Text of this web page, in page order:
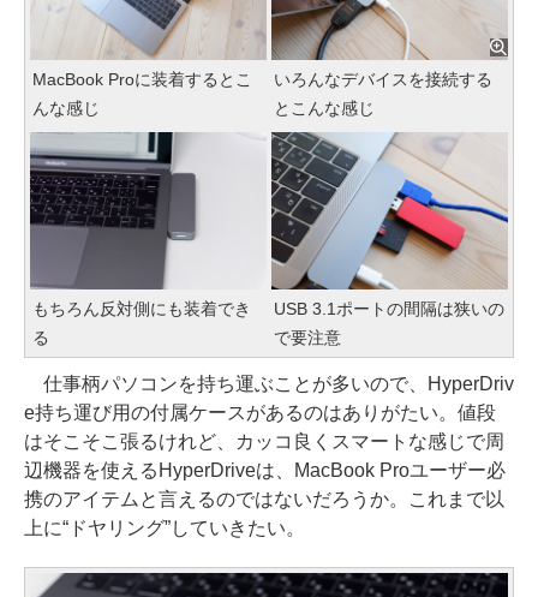
MacBook Proに装着するとこ
んな感じ
いろんなデバイスを接続する
とこんな感じ
もちろん反対側にも装着でき
る
USB 3.1ポートの間隔は狭いの
で要注意
仕事柄パソコンを持ち運ぶことが多いので、HyperDriv
e持ち運び用の付属ケースがあるのはありがたい。値段
はそこそこ張るけれど、カッコ良くスマートな感じで周
辺機器を使えるHyperDriveは、MacBook Proユーザー必
携のアイテムと言えるのではないだろうか。これまで以
上に“ドヤリング”していきたい。